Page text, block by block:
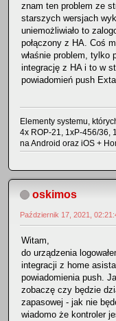
znam ten problem ze
starszych wersjach
uniemożliwiało to
połączony z HA. Coś
właśnie problem,
integrację z HA i to w
powiadomień push
Elementy systemu,
4x ROP-21, 1xP-456/36,
na Android oraz iOS +
oskimos
Październik 17, 2021,
Witam,
do urządzenia
integracji z home
powiadomienia push.
zobaczę czy będzie
zapasowej - jak nie
wiadomo że kontroler